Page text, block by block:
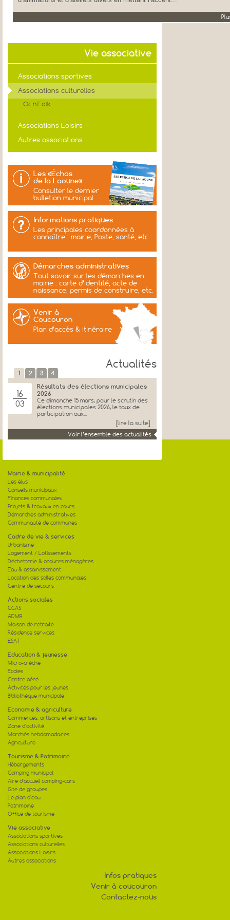
Vie associative
Associations sportives
Associations culturelles
Oc.n.Folk
Associations Loisirs
Autres associations
Les «Échos
de la Laoune»
Consulter le dernier
bulletion municipal
Informations pratiques
Les principales coordonnées à
connaître : mairie, Poste, santé, etc.
Démarches administratives
Tout savoir sur les démarches en
mairie : carte d’identité, acte de
naissance, permis de construire, etc.
Venir à
Coucouron
Plan d’accès & itinéraire
Actualités
16
03
Résultats des élections municipales
2026
Ce dimanche 15 mars, pour le scrutin des
élections municipales 2026, le taux de
participation aux...
[lire la suite]
27
Voeux et remerciements de
15
01
DISCOURS DE JACQUES GENEST – 11
JANVIER 2026 Monsieur le Senateur, cher
Mathieu Monsieur le...
08
01
Rénovation énergétique de l’école
La signature des marchés pour la
en mairie de...
1 2 3 4
Voir l’ensemble des actualités
Mairie & municipalité
Les élus
Conseils municipaux
Finances communales
Projets & travaux en cours
Démarches administratives
Communauté de communes
Cadre de vie & services
Urbanisme
Logement / Lotissements
Déchetterie & ordures ménagères
Eau & assainissement
Location des salles communales
Centre de secours
Actions sociales
CCAS
ADMR
Maison de retraite
Résidence services
ESAT
Education & jeunesse
Micro-crèche
Ecoles
Centre aéré
Activités pour les jeunes
Bibliothèque municipale
Economie & agriculture
Commerces, artisans et entreprises
Zone d'activité
Marchés hebdomadaires
Agriculture
Tourisme & Patrimoine
Hébergements
Camping municipal
Aire d'accueil camping-cars
Gite de groupes
Le plan d'eau
Patrimoine
Office de tourisme
Vie associative
Associations sportives
Associations culturelles
Associations Loisirs
Autres associations
Infos pratiques
Venir à coucouron
Contactez-nous